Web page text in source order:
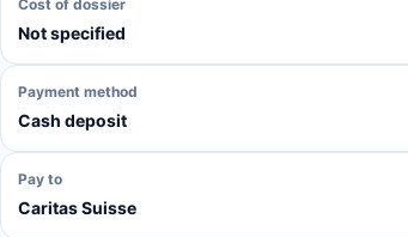
Cost of dossier
Not specified
Payment method
Cash deposit
Pay to
Caritas Suisse